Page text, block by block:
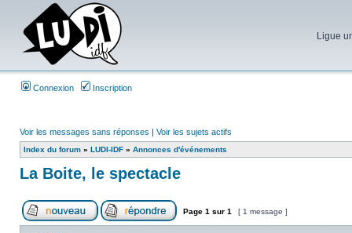
Ligue
Connexion Inscription
Voir les messages sans réponses | Voir les sujets actifs
Index du forum » LUDI-IDF » Annonces d'événements
La Boite, le spectacle
Page 1 sur 1 [ 1 message ]